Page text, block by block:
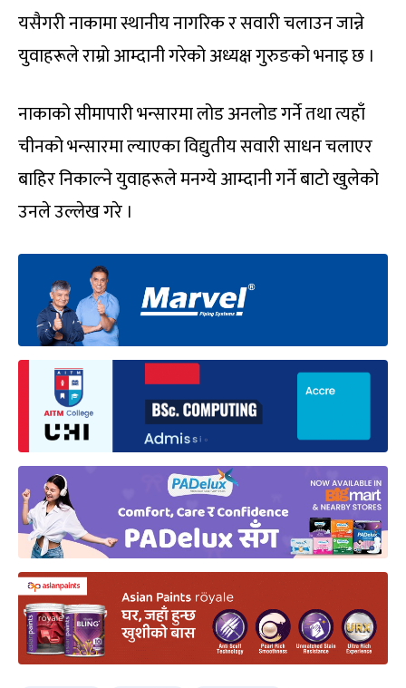
यसैगरी नाकामा स्थानीय नागरिक र सवारी चलाउन जान्ने
युवाहरूले राम्रो आम्दानी गरेको अध्यक्ष गुरुङको भनाइ छ ।
नाकाको सीमापारी भन्सारमा लोड अनलोड गर्ने तथा त्यहाँ
चीनको भन्सारमा ल्याएका विद्युतीय सवारी साधन चलाएर
बाहिर निकाल्ने युवाहरूले मनग्ये आम्दानी गर्ने बाटो खुलेको
उनले उल्लेख गरे ।